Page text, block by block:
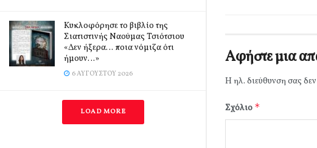
Κυκλοφόρησε το βιβλίο της
Σιατιστινής Ναούμας Τσιότσιου
«Δεν ήξερα… ποια νόμιζα ότι
ήμουν…»
6 ΑΥΓΟΎΣΤΟΥ 2026
LOAD MORE
Αφήστε μια
Η ηλ. διεύθυνση σας δεν
Σχόλιο *